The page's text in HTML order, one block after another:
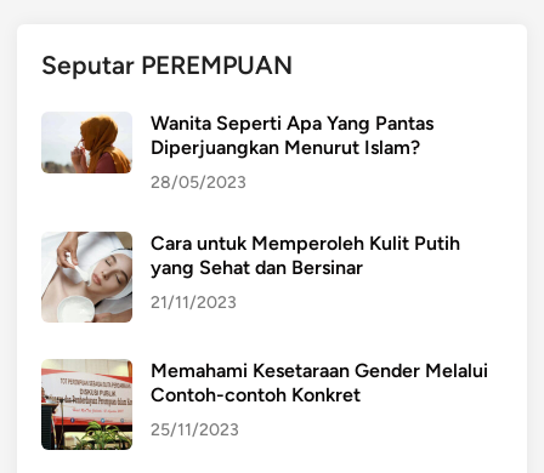
M
u
u
l
Seputar PEREMPUAN
Wanita Seperti Apa Yang Pantas
Diperjuangkan Menurut Islam?
28/05/2023
Cara untuk Memperoleh Kulit Putih
yang Sehat dan Bersinar
21/11/2023
Memahami Kesetaraan Gender Melalui
Contoh-contoh Konkret
25/11/2023